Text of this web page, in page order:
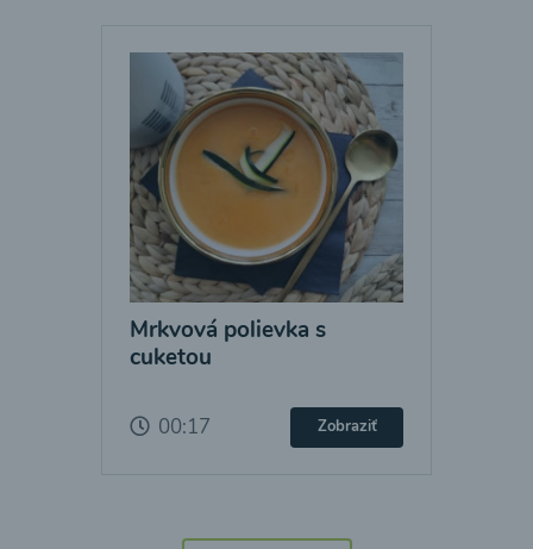
Mrkvová polievka s
cuketou
00:17 Zobraziť